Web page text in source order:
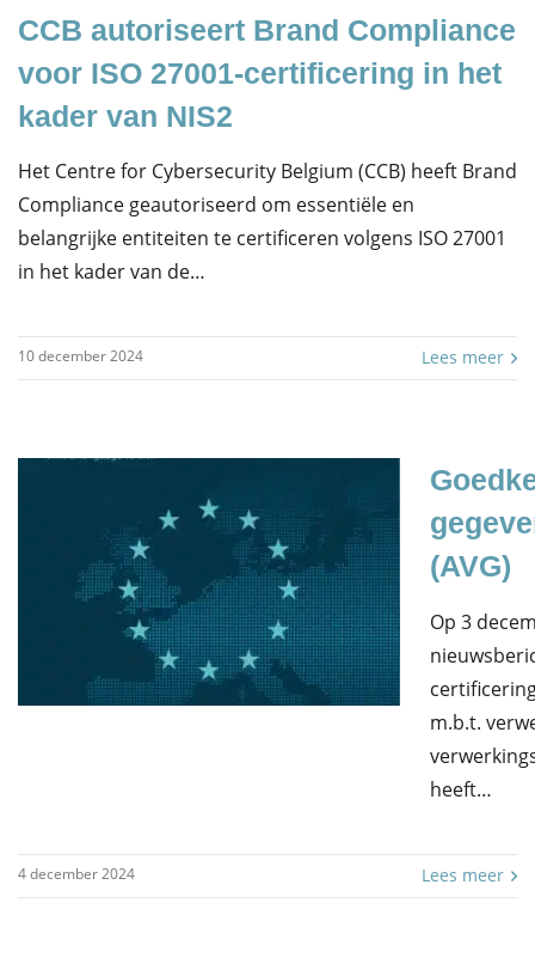
CCB autoriseert Brand Compliance
voor ISO 27001-certificering in het
kader van NIS2
Het Centre for Cybersecurity Belgium (CCB) heeft Brand
Compliance geautoriseerd om essentiële en
belangrijke entiteiten te certificeren volgens ISO 27001
in het kader van de…
10 december 2024 Lees meer
(AVG)
Op 3
m.b.t.
heeft…
4 december 2024 Lees meer